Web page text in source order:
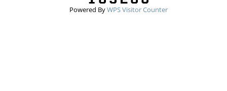
Powered ByWPS Visitor Counter